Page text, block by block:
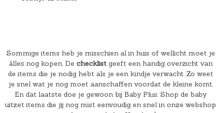
Sommige items heb je misschien al in huis of wellicht moet je
álles nog kopen. De checklistgeeft een handig overzicht van
de items die je nodig hebt als je een kindje verwacht. Zo weet
je snel wat je nog moet aanschaffen voordat de kleine komt.
En dat laatste doe je gewoon bij Baby Plus. Shop de baby
uitzet items die jij nog mist eenvoudig en snel in onze webshop